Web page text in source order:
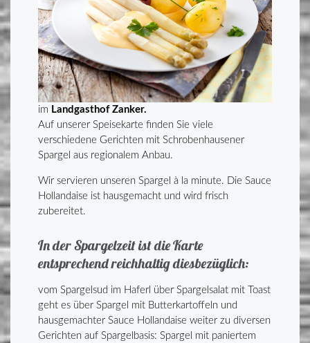
im Landgasthof Zanker.
Auf unserer Speisekarte finden Sie viele
verschiedene Gerichten mit Schrobenhausener
Spargel aus regionalem Anbau.
Wir servieren unseren Spargel à la minute. Die Sauce
Hollandaise ist hausgemacht und wird frisch
zubereitet.
In der Spargelzeit ist die Karte
entsprechend reichhaltig diesbezüglich:
vom Spargelsud im Haferl über Spargelsalat mit Toast
geht es über Spargel mit Butterkartoffeln und
hausgemachter Sauce Hollandaise weiter zu diversen
Gerichten auf Spargelbasis: Spargel mit paniertem